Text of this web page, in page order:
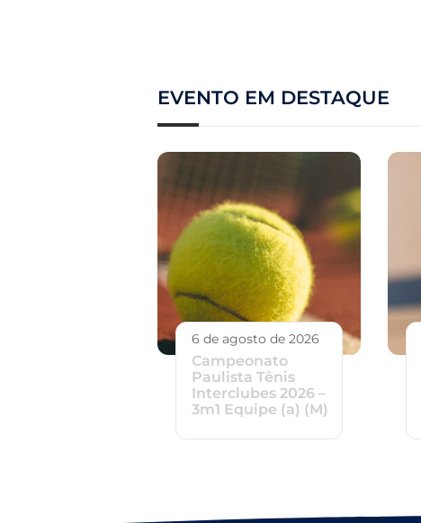
EVENTO EM DESTAQUE
6 de agosto de 2026
Campeonato
Paulista Tênis
Interclubes 2026 –
3m1 Equipe (a) (M)